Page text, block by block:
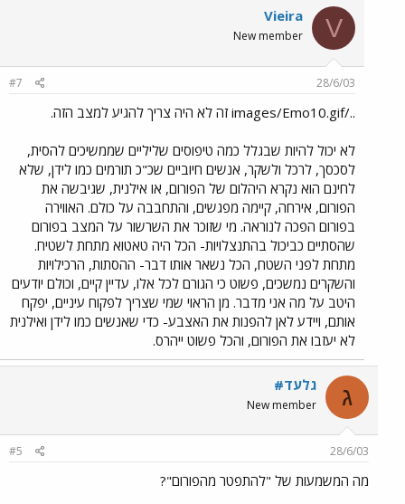
V
Vieira
New member
28/6/03
#7
../images/Emo10.gif זה לא היה צריך להגיע למצב הזה.
לא יכול להיות שבגלל כמה טיפוסים שליליים שממשיכים להסית,
לסכסך, לרכל ולשקר, אנשים חיוביים שכ"כ תורמים כמו לידן, שלא
לחינם הוא נקרא היהלום של הפורום, או אילנית, שגיבשה את
הפורום, אירחה, קיימה מפגשים, והתחבבה על כולם. האווירה
בפורום הפכה לנוראה. מי שזוכר את השרשור על המצב בפורום
שהסתיים כביכול בהתנצלויות- הכל היה טאטוא מתחת לשטיח.
מתחת לפני השטח, הכל נשאר אותו דבר- ההסתות, הרכילויות
והשקרים נמשכים, פשוט כי הגורם לכל אלו, עדיין קיים, וכולם יודעים
היטב על מה אני מדבר. מן הראוי שמי שצריך לפקוח עיניים, יפקח
אותם, ויידע לאן להפנות את האצבע- כדי שאנשים כמו לידן ואילנית
לא יעזבו את הפורום, והכל פשוט ייהרס.
ג גלעד#
New member
28/6/03
#5
מה המשמעות של "להתפטר מהפורום"?